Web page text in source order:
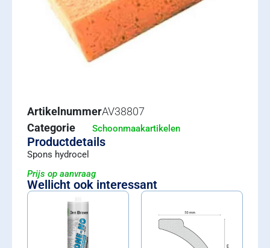
ArtikelnummerAV38807
Categorie
Schoonmaakartikelen
Productdetails
Spons hydrocel
Prijs op aanvraag
Wellicht ook interessant